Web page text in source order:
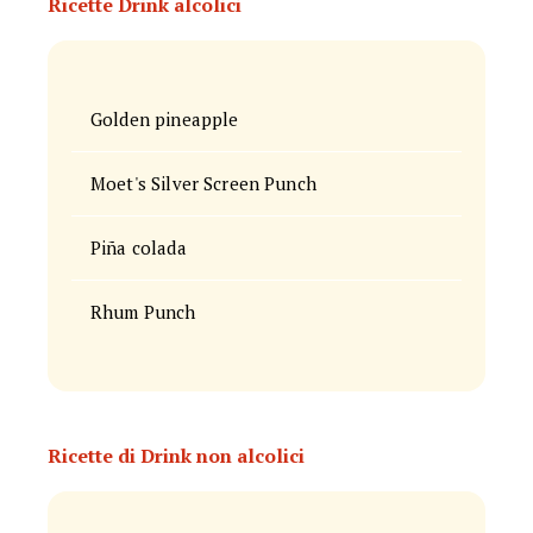
Golden pineapple
Moet's Silver Screen Punch
Piña colada
Rhum Punch
Ricette di Drink non alcolici